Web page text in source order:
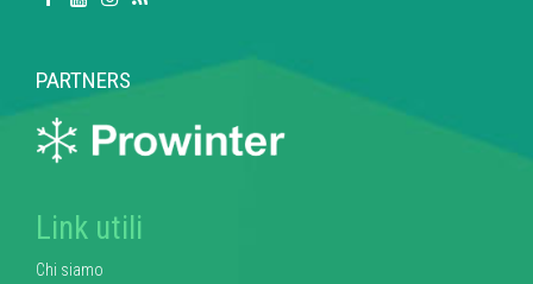
PARTNERS
Link utili
Chi siamo